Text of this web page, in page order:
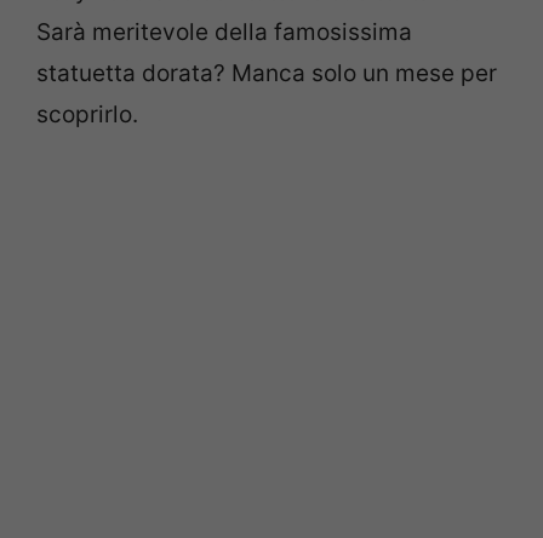
Sarà meritevole della famosissima
statuetta dorata? Manca solo un mese per
scoprirlo.